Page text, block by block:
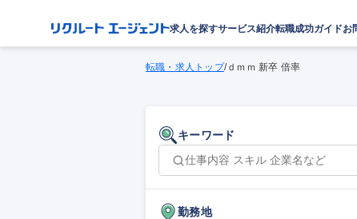
求人を探すサービス紹介転職成功ガイドお
転職・求人トップ/ｄｍｍ 新卒 倍率
キーワード
勤務地